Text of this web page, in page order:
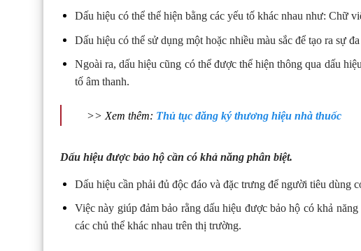
Dấu hiệu có thể thể hiện bằng các yếu tố khác nhau như: Chữ
Dấu hiệu có thể sử dụng một hoặc nhiều màu sắc để tạo ra sự
Ngoài ra, dấu hiệu cũng có thể được thể hiện thông qua dấu
tố âm thanh.
>> Xem thêm: Thủ tục đăng ký thương hiệu nhà thuốc
Dấu hiệu được bảo hộ cần có khả năng phân biệt.
Dấu hiệu cần phải đủ độc đáo và đặc trưng để người tiêu dùng
Việc này giúp đảm bảo rằng dấu hiệu được bảo hộ có khả
các chủ thể khác nhau trên thị trường.